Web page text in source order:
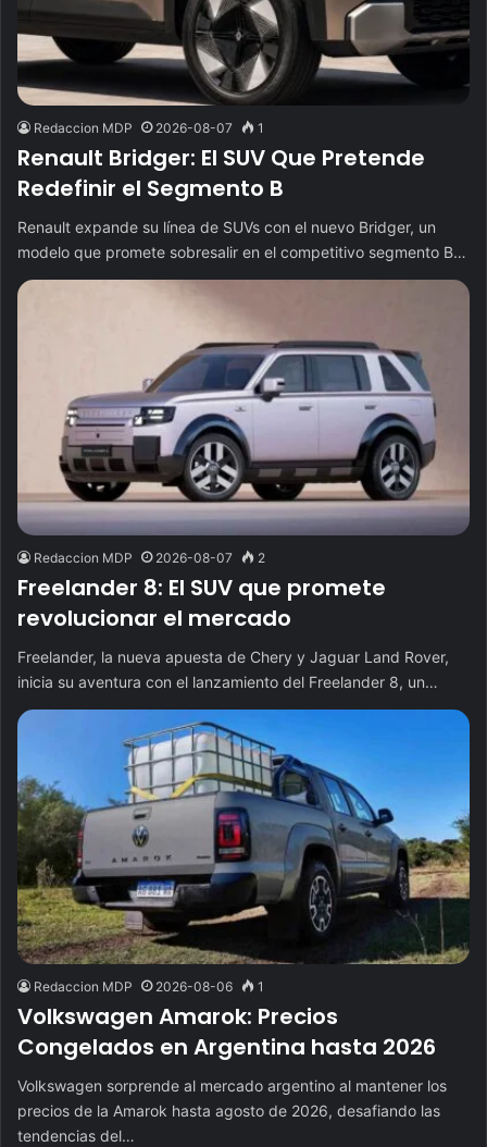
Redaccion MDP 2026-08-07 1
Renault Bridger: El SUV Que Pretende
Redefinir el Segmento B
Renault expande su línea de SUVs con el nuevo Bridger, un
modelo que promete sobresalir en el competitivo segmento B…
Redaccion MDP 2026-08-07 2
Freelander 8: El SUV que promete
revolucionar el mercado
Freelander, la nueva apuesta de Chery y Jaguar Land Rover,
inicia su aventura con el lanzamiento del Freelander 8, un…
Redaccion MDP 2026-08-06 1
Volkswagen Amarok: Precios
Congelados en Argentina hasta 2026
Volkswagen sorprende al mercado argentino al mantener los
precios de la Amarok hasta agosto de 2026, desafiando las
tendencias del…